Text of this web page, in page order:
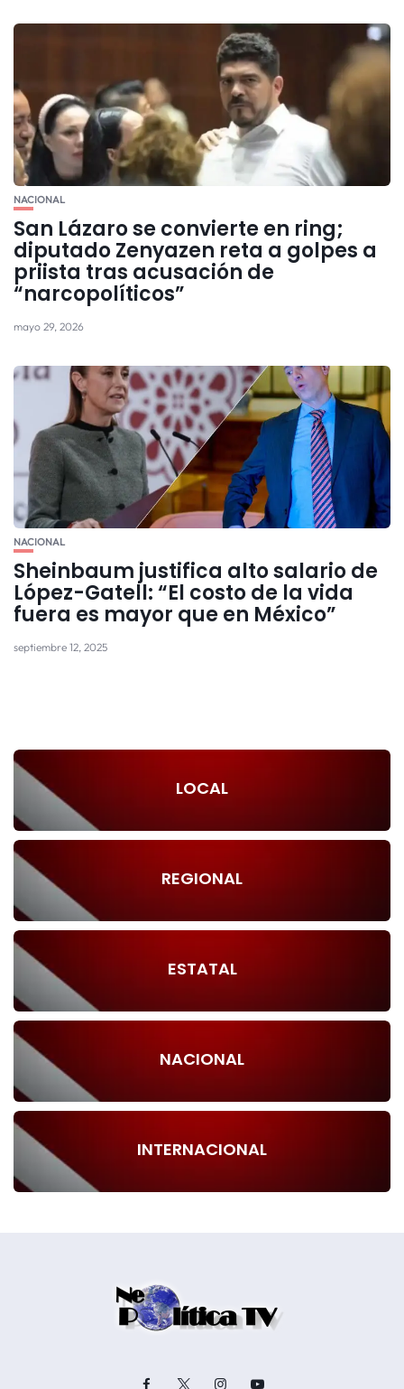
NACIONAL
San Lázaro se convierte en ring;
diputado Zenyazen reta a golpes a
priista tras acusación de
“narcopolíticos”
mayo 29, 2026
NACIONAL
Sheinbaum justifica alto salario de
López-Gatell: “El costo de la vida
fuera es mayor que en México”
septiembre 12, 2025
LOCAL
REGIONAL
ESTATAL
NACIONAL
INTERNACIONAL